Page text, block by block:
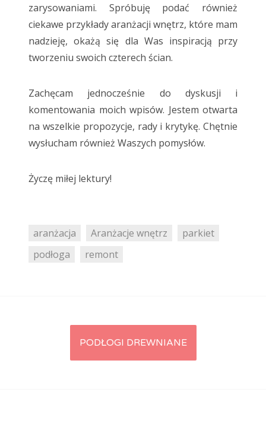
zarysowaniami. Spróbuję podać również
ciekawe przykłady aranżacji wnętrz, które mam
nadzieję, okażą się dla Was inspiracją przy
tworzeniu swoich czterech ścian.
Zachęcam jednocześnie do dyskusji i
komentowania moich wpisów. Jestem otwarta
na wszelkie propozycje, rady i krytykę. Chętnie
wysłucham również Waszych pomysłów.
Życzę miłej lektury!
aranżacja Aranżacje wnętrz
parkiet
podłoga
remont
Post navigation
PODŁOGI DREWNIANE